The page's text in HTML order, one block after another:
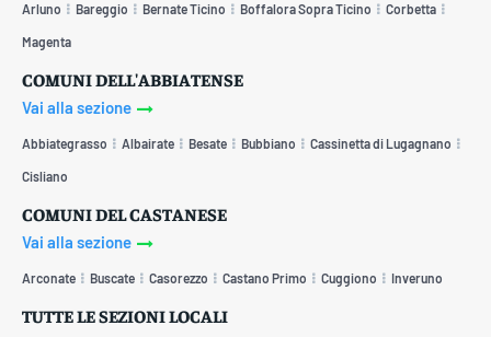
Arluno Bareggio Bernate Ticino Boffalora Sopra Ticino Corbetta
Magenta
COMUNI DELL'ABBIATENSE
Vai alla sezione
Abbiategrasso Albairate Besate Bubbiano Cassinetta di Lugagnano
Cisliano
COMUNI DEL CASTANESE
Vai alla sezione
Arconate Buscate Casorezzo Castano Primo Cuggiono Inveruno
TUTTE LE SEZIONI LOCALI